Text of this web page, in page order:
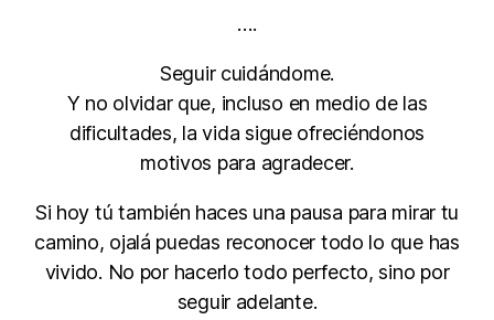
….
Seguir cuidándome.
Y no olvidar que, incluso en medio de las
dificultades, la vida sigue ofreciéndonos
motivos para agradecer.
Si hoy tú también haces una pausa para mirar tu
camino, ojalá puedas reconocer todo lo que has
vivido. No por hacerlo todo perfecto, sino por
seguir adelante.